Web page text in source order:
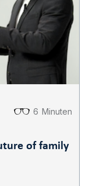
6 Minuten
of family